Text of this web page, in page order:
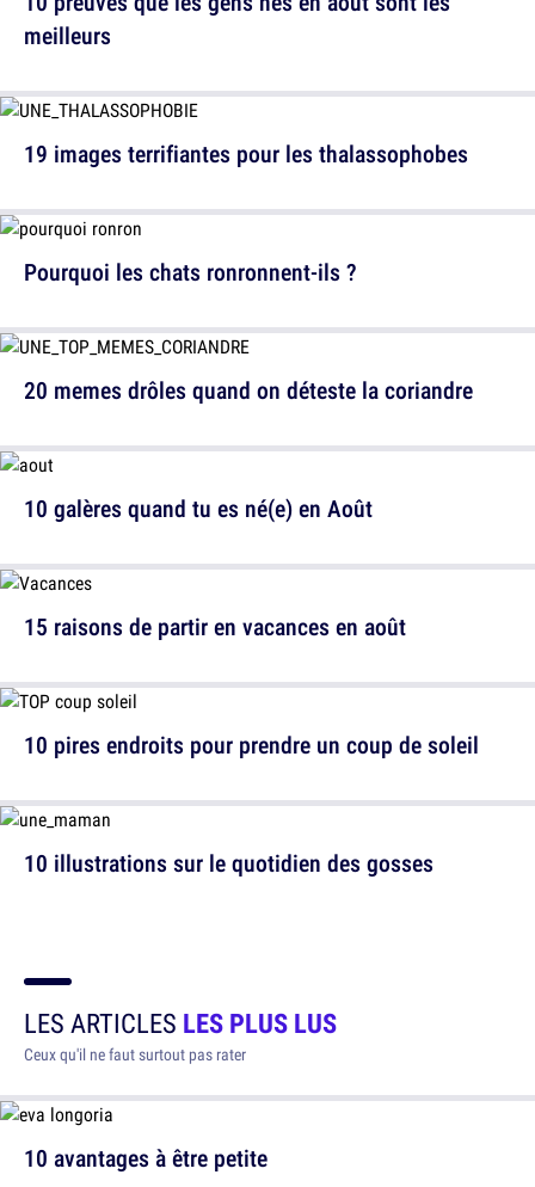
meilleurs
Pourquoi les chats ronronnent-ils ?
10 galères quand tu es né(e) en Août
10 pires endroits pour prendre un coup de soleil
19 images terrifiantes pour les thalassophobes
20 memes drôles quand on déteste la coriandre
15 raisons de partir en vacances en août
10 illustrations sur le quotidien des gosses
LES ARTICLES LES PLUS LUS
Ceux qu'il ne faut surtout pas rater
10 avantages à être petite